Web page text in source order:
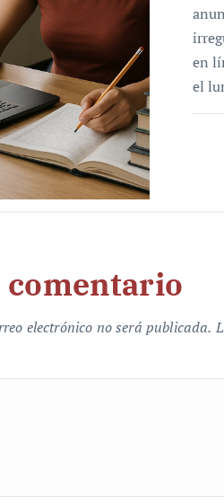
en
el
comentario
electrónico no será publicada.